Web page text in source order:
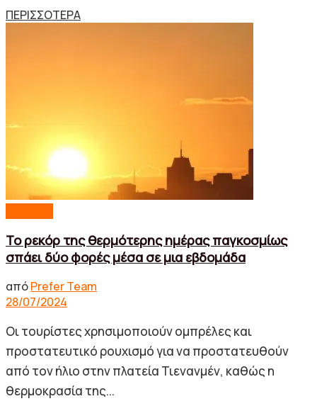
ΠΕΡΙΣΣΟΤΕΡΑDetails
Το ρεκόρ της θερμότερης ημέρας παγκοσμίως
σπάει δύο φορές μέσα σε μια εβδομάδα
απόPrefer Team
28/07/2024
Οι τουρίστες χρησιμοποιούν ομπρέλες και
προστατευτικό ρουχισμό για να προστατευθούν
από τον ήλιο στην πλατεία Τιενανμέν, καθώς η
θερμοκρασία της...